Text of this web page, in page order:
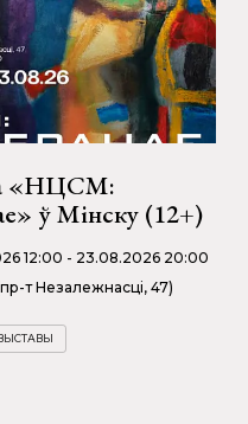
«НЦСМ:
ў Мінску (12+)
12:00 - 23.08.2026 20:00
т Незалежнасці, 47)